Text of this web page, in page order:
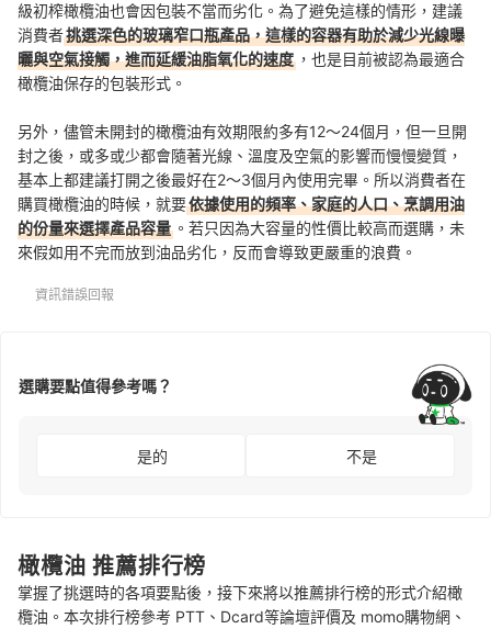
級初榨橄欖油也會因包裝不當而劣化。為了避免這樣的情形，建議
消費者挑選深色的玻璃窄口瓶產品，這樣的容器有助於減少光線曝
曬與空氣接觸，進而延緩油脂氧化的速度 ，也是目前被認為最適合
橄欖油保存的包裝形式。
另外，儘管未開封的橄欖油有效期限約多有12～24個月，但一旦開
封之後，或多或少都會隨著光線、溫度及空氣的影響而慢慢變質，
基本上都建議打開之後最好在2～3個月內使用完畢。所以消費者在
購買橄欖油的時候，就要依據使用的頻率、家庭的人口、烹調用油
的份量來選擇產品容量 。若只因為大容量的性價比較高而選購，未
來假如用不完而放到油品劣化，反而會導致更嚴重的浪費。
資訊錯誤回報
選購要點值得參考嗎？
是的 不是
橄欖油 推薦排行榜
掌握了挑選時的各項要點後，接下來將以推薦排行榜的形式介紹橄
欖油。本次排行榜參考 PTT、Dcard等論壇評價及 momo購物網、